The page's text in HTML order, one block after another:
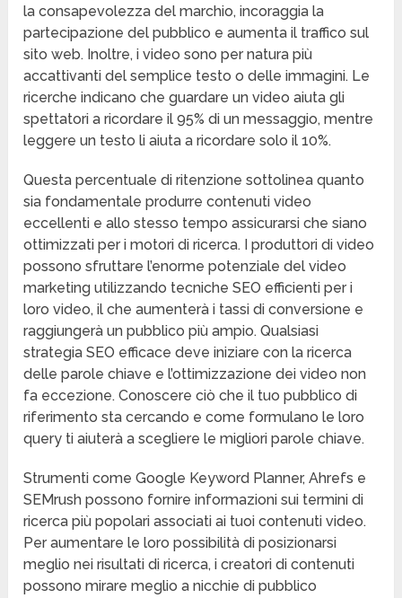
la consapevolezza del marchio, incoraggia la
partecipazione del pubblico e aumenta il traffico sul
sito web. Inoltre, i video sono per natura più
accattivanti del semplice testo o delle immagini. Le
ricerche indicano che guardare un video aiuta gli
spettatori a ricordare il 95% di un messaggio, mentre
leggere un testo li aiuta a ricordare solo il 10%.
Questa percentuale di ritenzione sottolinea quanto
sia fondamentale produrre contenuti video
eccellenti e allo stesso tempo assicurarsi che siano
ottimizzati per i motori di ricerca. I produttori di video
possono sfruttare l’enorme potenziale del video
marketing utilizzando tecniche SEO efficienti per i
loro video, il che aumenterà i tassi di conversione e
raggiungerà un pubblico più ampio. Qualsiasi
strategia SEO efficace deve iniziare con la ricerca
delle parole chiave e l’ottimizzazione dei video non
fa eccezione. Conoscere ciò che il tuo pubblico di
riferimento sta cercando e come formulano le loro
query ti aiuterà a scegliere le migliori parole chiave.
Strumenti come Google Keyword Planner, Ahrefs e
SEMrush possono fornire informazioni sui termini di
ricerca più popolari associati ai tuoi contenuti video.
Per aumentare le loro possibilità di posizionarsi
meglio nei risultati di ricerca, i creatori di contenuti
possono mirare meglio a nicchie di pubblico